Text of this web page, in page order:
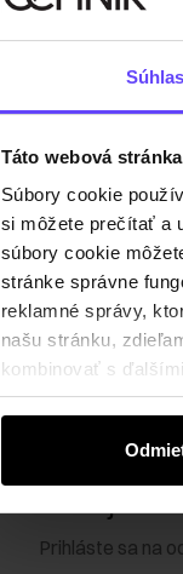
Súhlas
Táto webová
Súbory cookie
si môžete prečítať a
súbory cookie
stránke správne
reklamné správy,
našu stránku,
kombinovať s
Prihláste sa na